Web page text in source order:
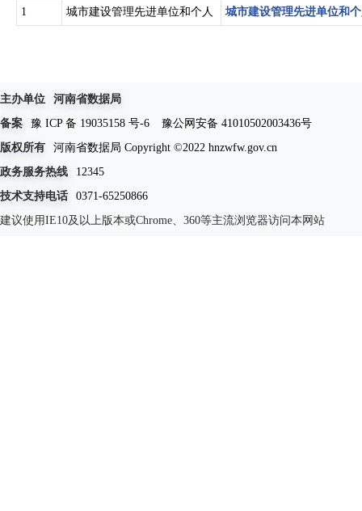
1 城市建设管理先进单位和个人 城市建设管理先进单位和
主办单位
河南省数据局
备案
豫 ICP 备 19035158 号-6
豫公网安备 41010502003436号
版权所有
河南省数据局 Copyright ©2022 hnzwfw.gov.cn
政务服务热线
12345
技术支持电话
0371-65250866
建议使用IE10及以上版本或Chrome、360等主流浏览器访问本网站